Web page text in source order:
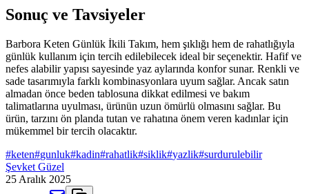
Sonuç ve Tavsiyeler
Barbora Keten Günlük İkili Takım, hem şıklığı hem de rahatlığıyla
günlük kullanım için tercih edilebilecek ideal bir seçenektir. Hafif ve
nefes alabilir yapısı sayesinde yaz aylarında konfor sunar. Renkli ve
sade tasarımıyla farklı kombinasyonlara uyum sağlar. Ancak satın
almadan önce beden tablosuna dikkat edilmesi ve bakım
talimatlarına uyulması, ürünün uzun ömürlü olmasını sağlar. Bu
ürün, tarzını ön planda tutan ve rahatına önem veren kadınlar için
mükemmel bir tercih olacaktır.
#keten#gunluk#kadin#rahatlik#siklik#yazlik#surdurulebilir
Şevket Güzel
25 Aralık 2025